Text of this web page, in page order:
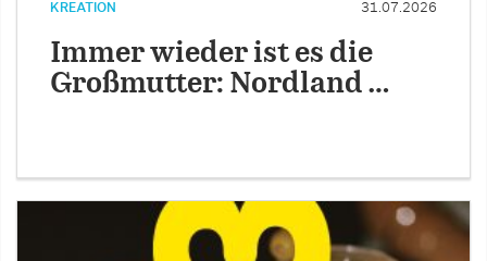
KREATION 31.07.2026
Immer wieder ist es die
Großmutter: Nordland …